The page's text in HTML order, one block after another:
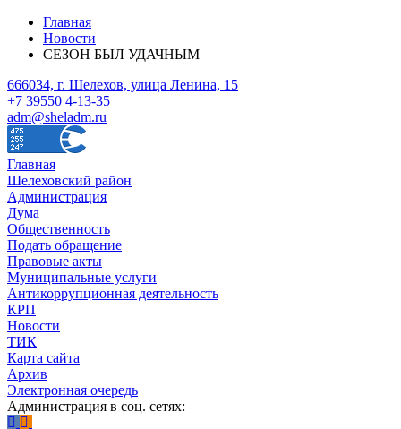
Главная
Новости
СЕЗОН БЫЛ УДАЧНЫМ
666034, г. Шелехов, улица Ленина, 15
+7 39550 4-13-35
adm@sheladm.ru
Главная
Шелеховский район
Администрация
Дума
Общественность
Подать обращение
Правовые акты
Муниципальные услуги
Антикоррупционная деятельность
КРП
Новости
ТИК
Карта сайта
Архив
Электронная очередь
Администрация в соц. сетях: